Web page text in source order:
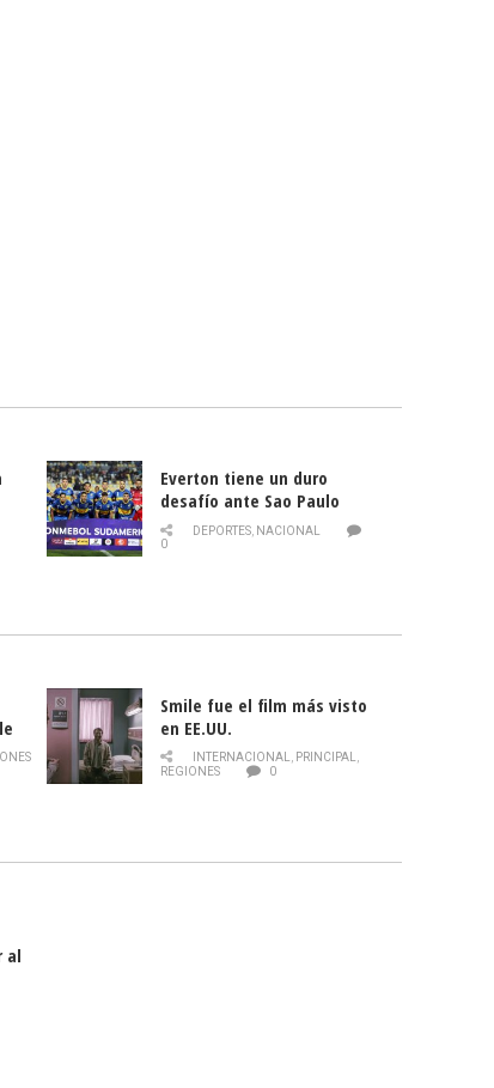
Everton tiene un duro
desafío ante Sao Paulo
DEPORTES, NACIONAL
0
Smile fue el film más visto
en EE.UU.
INTERNACIONAL, PRINCIPAL,
REGIONES
0
al